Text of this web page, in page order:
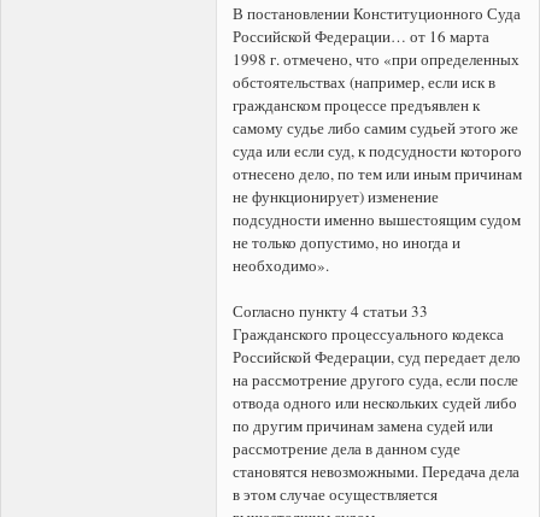
В постановлении Конституционного Суда
Российской Федерации… от 16 марта
1998 г. отмечено, что «при определенных
обстоятельствах (например, если иск в
гражданском процессе предъявлен к
самому судье либо самим судьей этого же
суда или если суд, к подсудности которого
отнесено дело, по тем или иным причинам
не функционирует) изменение
подсудности именно вышестоящим судом
не только допустимо, но иногда и
необходимо».
Согласно пункту 4 статьи 33
Гражданского процессуального кодекса
Российской Федерации, суд передает дело
на рассмотрение другого суда, если после
отвода одного или нескольких судей либо
по другим причинам замена судей или
рассмотрение дела в данном суде
становятся невозможными. Передача дела
в этом случае осуществляется